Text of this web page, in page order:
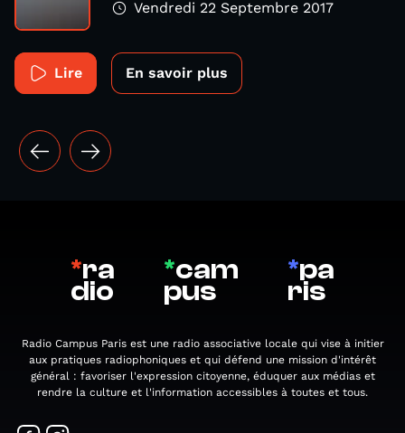
Vendredi 22 Septembre 2017
Lire En savoir plus
*ra
dio
*cam
pus
*pa
ris
Radio Campus Paris est une radio associative locale qui vise à initier
aux pratiques radiophoniques et qui défend une mission d'intérêt
général : favoriser l'expression citoyenne, éduquer aux médias et
rendre la culture et l'information accessibles à toutes et tous.